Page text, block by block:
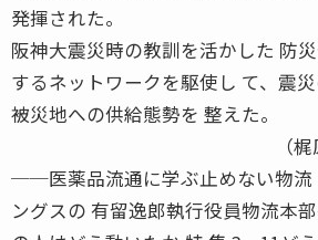
発揮された。
阪神大震災時の教訓を活かした 防
するネットワークを駆使し て、震
被災地への供給態勢を 整えた。
（梶原幸絵）
──医薬品流通に学ぶ止めない物
ングスの 有留逸郎執行役員物流本